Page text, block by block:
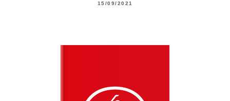
15/09/2021